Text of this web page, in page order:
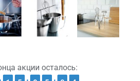
акции осталось: